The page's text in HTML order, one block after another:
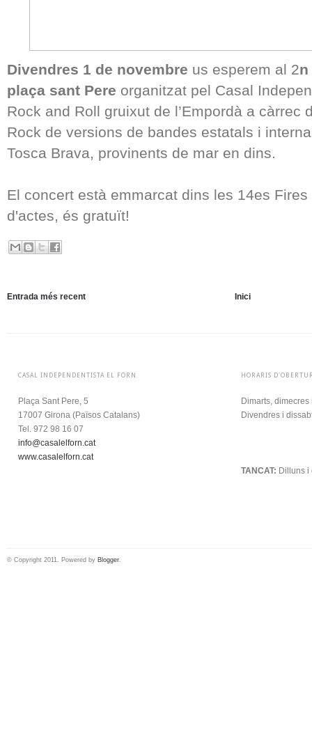
Divendres 1 de novembre us esperem al 2n
plaça sant Pere organitzat pel Casal
Rock and Roll gruixut de l’Empordà a càrrec
Rock de versions de bandes estatals i
Tosca Brava, provinents de mar en dins.
El concert està emmarcat dins les 14es
d'actes, és gratuït!
Entrada més recent Inici
HORARIS
Dimarts,
Divendres i
TANCAT: Dilluns i
CASAL INDEPENDENTISTA EL FORN
Plaça Sant Pere, 5
17007 Girona (Països Catalans)
Tel. 972 98 16 07
info@casalelforn.cat
www.casalelforn.cat
© Copyright 2011. Powered by Blogger.